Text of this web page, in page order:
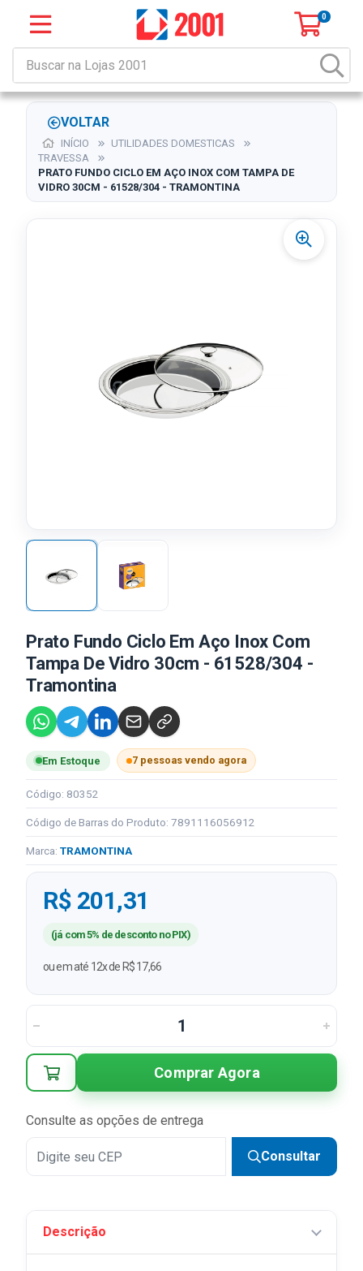
0
VOLTAR
INÍCIO
UTILIDADES DOMESTICAS
TRAVESSA
PRATO FUNDO CICLO EM AÇO INOX COM TAMPA DE
VIDRO 30CM - 61528/304 - TRAMONTINA
Prato Fundo Ciclo Em Aço Inox Com
Tampa De Vidro 30cm - 61528/304 -
Tramontina
Em Estoque 7 pessoas vendo agora
Código: 80352
Código de Barras do Produto: 7891116056912
Marca: TRAMONTINA
R$ 201,31
(já com 5% de desconto no PIX)
ou em até 12x de R$ 17,66
Comprar Agora
Consulte as opções de entrega
Consultar
Descrição